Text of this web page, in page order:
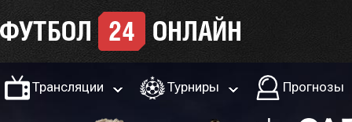
Трансляции Турниры Прогнозы